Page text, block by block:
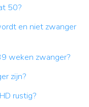
50?
en niet zwanger
weken zwanger?
zijn?
rustig?